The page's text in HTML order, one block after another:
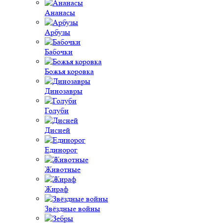
Ананасы
Арбузы
Бабочки
Божья коровка
Динозавры
Голуби
Дисней
Единорог
Животные
Жираф
Звёздные войны